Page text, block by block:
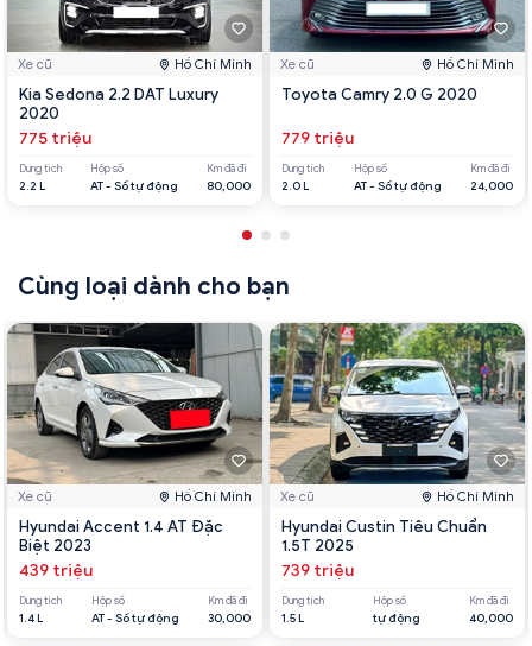
Xe cũ Hồ Chí Minh
Kia Sedona 2.2 DAT Luxury
2020
775 triệu
Dung tích
2.2 L
Hộp số
AT - Số tự động
Km đã đi
80,000
Xe cũ Hồ Chí Minh
Toyota Camry 2.0 G 2020
779 triệu
Dung tích
2.0 L
Hộp số
AT - Số tự động
Km đã đi
24,000
Cùng loại dành cho bạn
Xe cũ Hồ Chí Minh
Hyundai Accent 1.4 AT Đặc
Biệt 2023
439 triệu
Dung tích
1.4 L
Hộp số
AT - Số tự động
Km đã đi
30,000
Xe cũ Hồ Chí Minh
Hyundai Custin Tiêu Chuẩn
1.5T 2025
739 triệu
Dung tích
1.5 L
Hộp số
tự động
Km đã đi
40,000